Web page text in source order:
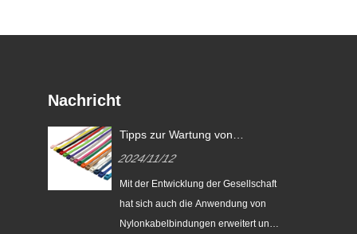
Nachricht
Tipps zur Wartung von
2024/11/12
Mit der Entwicklung der Gesellschaft
hat sich auch die Anwendung von
Nylonkabelbindungen erweitert und